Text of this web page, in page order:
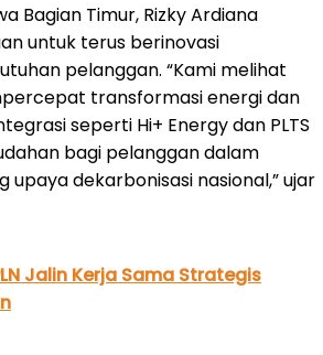
Bagian Timur, Rizky Ardiana
untuk terus berinovasi
pelanggan. “Kami melihat
transformasi energi dan
seperti Hi+ Energy dan PLTS
bagi pelanggan dalam
dekarbonisasi nasional,” ujar
Jalin Kerja Sama Strategis